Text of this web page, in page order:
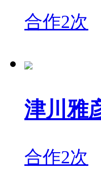
合作2次
津川雅
合作2次